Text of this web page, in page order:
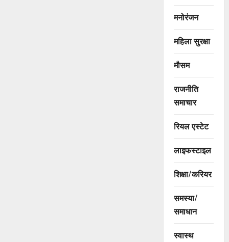
मनोरंजन
महिला सुरक्षा
मौसम
राजनीति
समाचार
रियल एस्टेट
लाइफस्टाइल
शिक्षा/करियर
समस्या/
समाधान
स्वास्थ